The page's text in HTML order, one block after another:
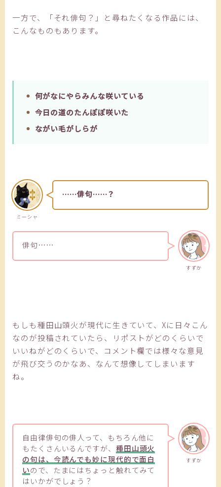
一方で、「それ俳句？」と尋ねたくなる作品には、
こんなものもあります。
何がなにやらみんな咲いている
今日の道のたんぽぽ咲いた
ながい毛がしらが
ミーシャ
……俳句……？
すずか
俳句……
もしも種田山頭火が現代に生きていて、Xに日々こん
なのが投稿されていたら、リポストがどのくらいで
いいねがどのくらいで、コメント欄では様々な意見
が飛び交うのかなあ、なんて想像してしまいます
ね。
すずか
自由律俳句の俳人って、もちろん他に
もたくさんいるんですが、 種田山頭火
の句は、今読んでも妙に現代的で面白
いので、たまにはちょっと触れてみて
はいかがでしょう？